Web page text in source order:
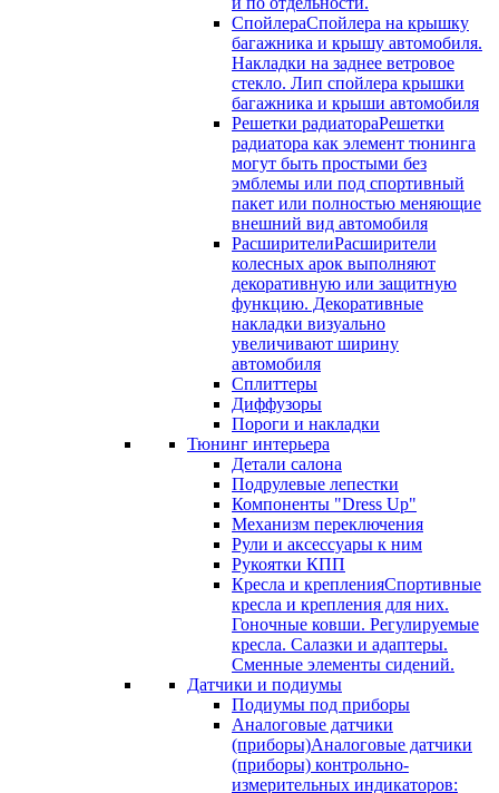
СпойлераСпойлера на крышку
багажника и крышу автомобиля.
Накладки на заднее ветровое
стекло. Лип спойлера крышки
багажника и крыши автомобиля
Решетки радиатораРешетки
радиатора как элемент тюнинга
могут быть простыми без
эмблемы или под спортивный
пакет или полностью меняющие
внешний вид автомобиля
РасширителиРасширители
колесных арок выполняют
декоративную или защитную
функцию. Декоративные
накладки визуально
увеличивают ширину
автомобиля
Сплиттеры
Диффузоры
Пороги и накладки
Тюнинг интерьера
Детали салона
Подрулевые лепестки
Компоненты "Dress Up"
Механизм переключения
Рули и аксессуары к ним
Рукоятки КПП
Кресла и крепленияСпортивные
кресла и крепления для них.
Гоночные ковши. Регулируемые
кресла. Салазки и адаптеры.
Сменные элементы сидений.
Датчики и подиумы
Подиумы под приборы
Аналоговые датчики
(приборы)Аналоговые датчики
(приборы) контрольно-
измерительных индикаторов: